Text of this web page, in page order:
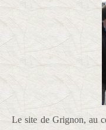
Le site de Grignon, au